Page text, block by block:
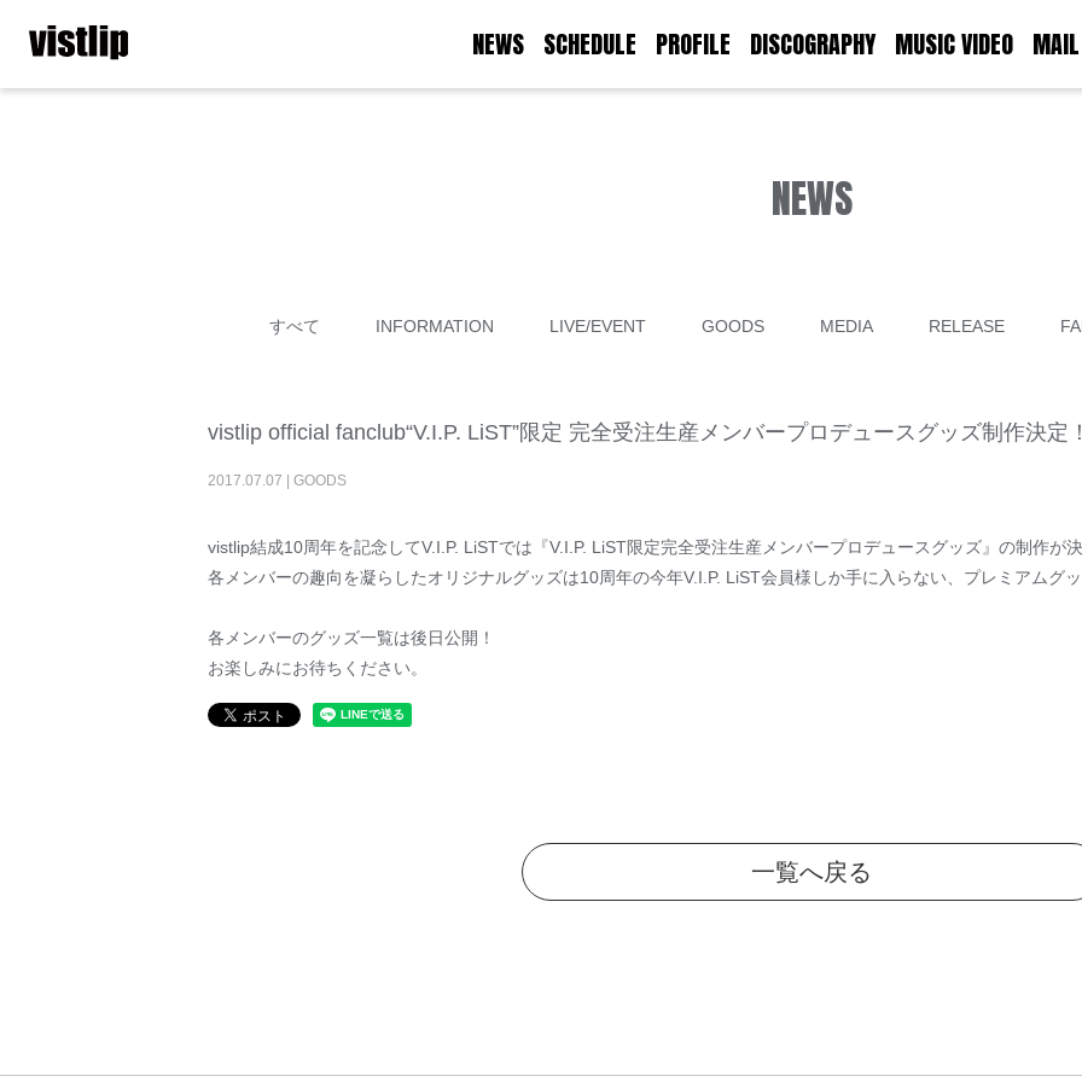
NEWS SCHEDULE PROFILE DISCOGRAPHY MUSIC VIDEO MAIL
NEWS
すべて INFORMATION LIVE/EVENT GOODS MEDIA RELEASE
vistlip official fanclub“V.I.P. LiST”限定 完全受注生産メンバープロデュースグッズ制作決定！
2017.07.07 GOODS
vistlip結成10周年を記念してV.I.P. LiSTでは『V.I.P. LiST限定完全受注生産メンバープロデュースグッズ』の制作が決
各メンバーの趣向を凝らしたオリジナルグッズは10周年の今年V.I.P. LiST会員様しか手に入らない、プレミアムグッ
各メンバーのグッズ一覧は後日公開！
お楽しみにお待ちください。
一覧へ戻る